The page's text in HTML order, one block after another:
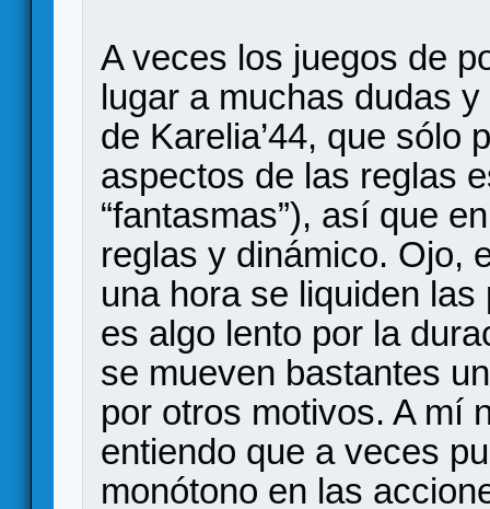
A veces los juegos de
lugar a muchas dudas
de Karelia’44, que sólo
aspectos de las reglas
“fantasmas”), así que
reglas y dinámico. Ojo,
una hora se liquiden
es algo lento por la
se mueven bastantes
por otros motivos. A mí
entiendo que a veces
monótono en las